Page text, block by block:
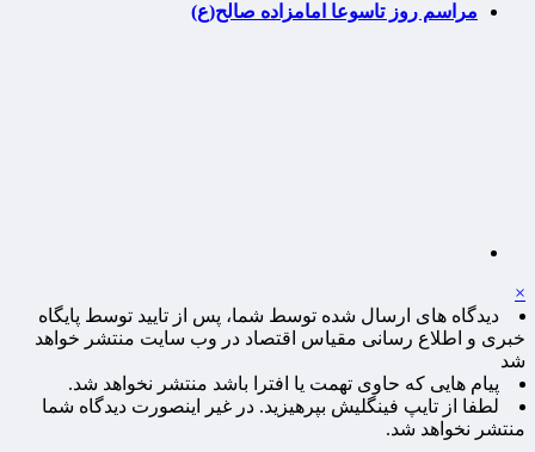
مراسم روز تاسوعا امامزاده صالح(ع)
×
دیدگاه های ارسال شده توسط شما، پس از تایید توسط پایگاه
خبری و اطلاع رسانی مقیاس اقتصاد در وب سایت منتشر خواهد
شد
پیام هایی که حاوی تهمت یا افترا باشد منتشر نخواهد شد.
لطفا از تایپ فینگلیش بپرهیزید. در غیر اینصورت دیدگاه شما
منتشر نخواهد شد.